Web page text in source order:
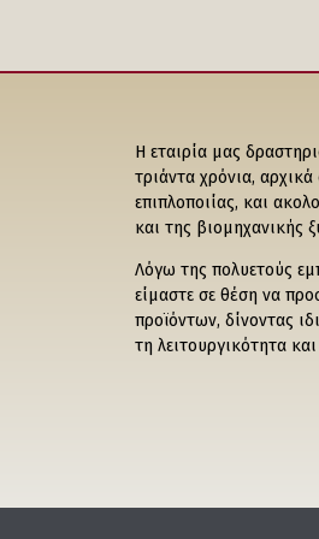
Η εταιρία μας
τριάντα χρόνια,
επιπλοποιίας, και
και της βιομηχανικής
Λόγω της πολυετούς
είμαστε σε θέση να
προϊόντων, δίνοντας
τη λειτουργικότητα